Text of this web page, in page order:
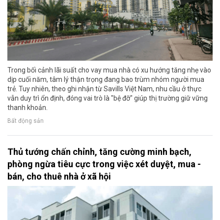
Trong bối cảnh lãi suất cho vay mua nhà có xu hướng tăng nhẹ vào
dịp cuối năm, tâm lý thận trọng đang bao trùm nhóm người mua
trẻ. Tuy nhiên, theo ghi nhận từ Savills Việt Nam, nhu cầu ở thực
vẫn duy trì ổn định, đóng vai trò là "bệ đỡ" giúp thị trường giữ vững
thanh khoản.
Bất động sản
Thủ tướng chấn chỉnh, tăng cường minh bạch,
phòng ngừa tiêu cực trong việc xét duyệt, mua -
bán, cho thuê nhà ở xã hội